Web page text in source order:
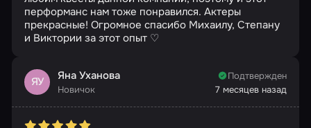
перформанс нам тоже понравился. Актеры
прекрасные! Огромное спасибо Михаилу, Степану
и Виктории за этот опыт ♡
ЯУ Яна Уханова
Новичок
Подтвержден
7 месяцев назад